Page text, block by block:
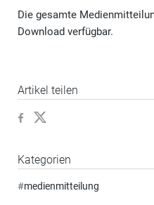
Die gesamte
Download verfügbar.
Artikel teilen
Kategorien
#medienmitteilung